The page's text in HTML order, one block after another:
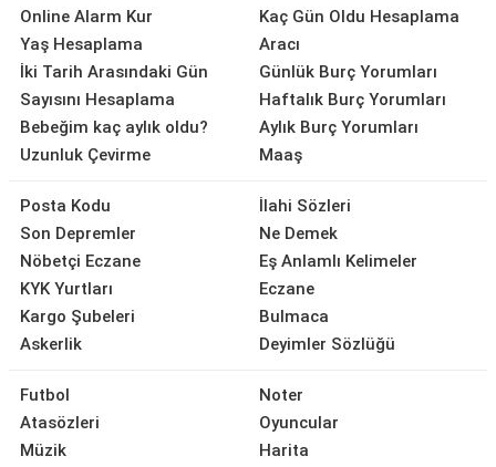
Online Alarm Kur
Yaş Hesaplama
İki Tarih Arasındaki Gün
Sayısını Hesaplama
Bebeğim kaç aylık oldu?
Uzunluk Çevirme
Kaç Gün Oldu Hesaplama
Aracı
Günlük Burç Yorumları
Haftalık Burç Yorumları
Aylık Burç Yorumları
Maaş
Posta Kodu
Son Depremler
Nöbetçi Eczane
KYK Yurtları
Kargo Şubeleri
Askerlik
İlahi Sözleri
Ne Demek
Eş Anlamlı Kelimeler
Eczane
Bulmaca
Deyimler Sözlüğü
Futbol
Atasözleri
Müzik
Noter
Oyuncular
Harita